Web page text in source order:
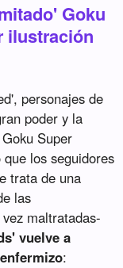
Goku
ilustración
personajes de
poder y la
Super
los seguidores
trata de una
las
maltratadas-
vuelve a
: